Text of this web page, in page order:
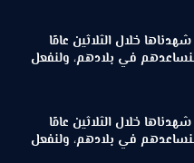
خلال الثلاثين عامًا
في بلادهم، ولنفعل
خلال الثلاثين عامًا
في بلادهم، ولنفعل